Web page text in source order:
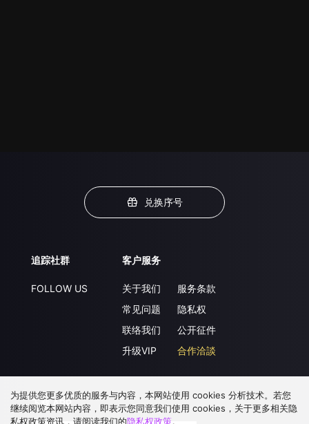
兑换序号
追踪社群
FOLLOW US
客户服务
关于我们
常见问题
联络我们
升级VIP
服务条款
隐私权
公开征件
合作洽談
下载 APP
为提供您更多优质的服务与内容，本网站使用 cookies 分析技术。若您
继续阅览本网站内容，即表示您同意我们使用 cookies，关于更多相关隐
私权政策资讯，请阅读我们的隐私权政策。